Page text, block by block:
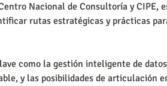
Nacional de Consultoría y CIPE,
rutas estratégicas y prácticas
como la gestión inteligente de
y las posibilidades de articulación